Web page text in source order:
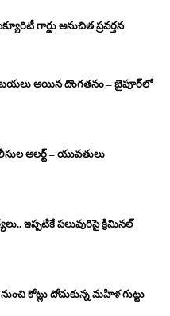
గార్డు అనుచిత ప్రవర్తన
అయిన దొంగతనం – జైపూర్‌లో
అలర్ట్ – యువతులు
ఇప్పటికే పలువురిపై క్రిమినల్
కోట్లు దోచుకున్న మహిళ గుట్టు